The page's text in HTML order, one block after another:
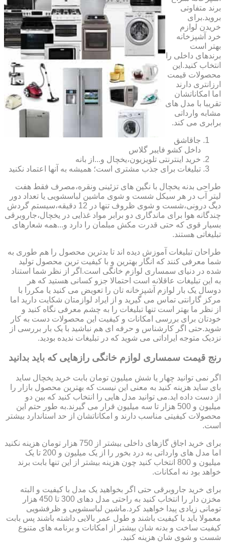
برند متفاوتی
بروید.برای
خریدن لوازم
خرد آشپزخانه
بهتر است
برندهای داخلی را
انتخاب کنید.این
محصولات قیمت
ارزانتری دارند
اما امکاناتشان
تقریبا با مدل های
مشابه وارداتی
برابری می کند.
جاقاشق
داخل کشو فایبر گلاس
خرید اینترنتی تلویزیون،یخچال و...از بانه
تبلیغات برای جذب مشتری است؛ همیشه به آنها اعتماد نکنید
طراحی بدنه یخچال با نگین های تزئینی ونقره،مصرف فقط هفت
لیتر آب در هر سیکل شست و شوی ماشین لباسشویی یا تعداد دور
دیگ درونی،شست و شوی ظروف تنها در 12 دقیقه،سیستم گردش
چندگانه هوا برای ماندگاری دو برابر مواد غذایی در یخچال،جاروبرقی
بسیار قوی که حتی قدرت مکش مبلمان را دارد و...همه شعارهای
تبلیغاتی هستند.
طراحان تبلیغات آموزش دیده اند تا بدترین محصول را هم طوری به
شما معرفی کنند که انگار بهترین و با کیفیت ترین محصول تولید
شده در دنیای سمساری لوازم خانگی است.اگر از نظر شما استناد
به این تبلیغات عاقلانه است احتمالا جزو کسانی هستید که هر
دوسال یک بار لوازم آشپزخانه تان را تعویض می کنید یا مکررا با
مرکز گارانتی تماس می گیرید و از ایراد لوازمتان شکایت دارید اما
از نظر ما بهتر است تنها تبلیغات را به چشم معرفی نگاه کنید و
خودتان برای بررسی امکانات و کیفیت این محصولات دست به کار
شوید.حتی اگر کارشناس و حرفه ای هم نباشید با یک بار بررسی از
نزدیک متوجه ایراداتی می شوید که در تبلیغات ندیده بودید.
رنج قیمت سمساری لوازم خانگی رازهایی که باید بدانید
اگر نمی توانید چهار یا شش میلیون تومان بابت خرید یخچال ساید
بای ساید هزینه کنید به معنی این نیست که بهترین محصول بازار را
از دست داده اید.می توانید مدل هایی را انتخاب کنید که بین دو
میلیون و 500 هزار تا سه میلیون قرار می گیرند.به طور حتم این
محصولات کیفیتی مناسب دارند و امکاناتشان از حد استاندارد بیشتر
است.
برای خرید اجاق گازهای داخلی بیشتر از 750 هزار تومان هزینه نکنید
اما مدل های وارداتی به درد بخور را از یک میلیون و 200 تا یک
میلیون و 800 انتخاب کنید چون هزینه بیشتر از این تنها بابت برند
خواهد بود نه امکانات.
برای خرید جاروبرقی حتی اگر بخواهید یک مدل با کیفیت و البته
مخزن دار را انتخاب کنید به راحتی مدل دهای 300 تا 450 هزار
تومانی زیادی پیدا خواهید کرد.ماشین لباسشویی و ظرفشویی
معمولا باید با کیفیت باشند و طول عمر بالایی داشته باشند پس بابت
کیفیت ساخت و بدنه شان بیشتر از امکانات و برنامه های متنوع
شست و شوی شان هزینه کنید.